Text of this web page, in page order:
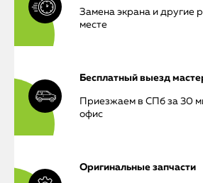
Замена экрана и другие
месте
Бесплатный выезд
Приезжаем в СПб за 30
офис
Оригинальные запчасти